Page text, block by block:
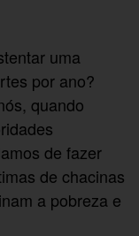
uma
por ano?
quando
de fazer
de chacinas
a pobreza e